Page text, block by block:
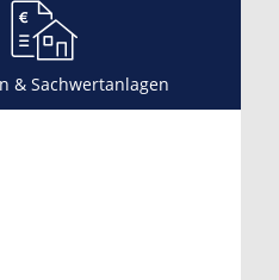
& Sachwertanlagen